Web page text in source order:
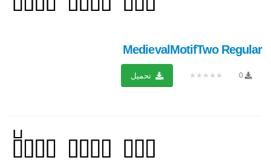
MedievalMotifTwo Regular
0
★★★★★ تحميل